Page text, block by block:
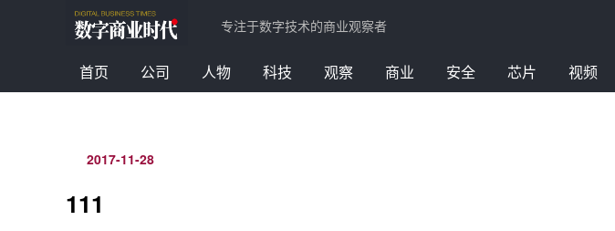
专注于数字技术的商业观察者
首页 公司 人物 科技 观察 商业 安全 芯片 视频
2017-11-28
111